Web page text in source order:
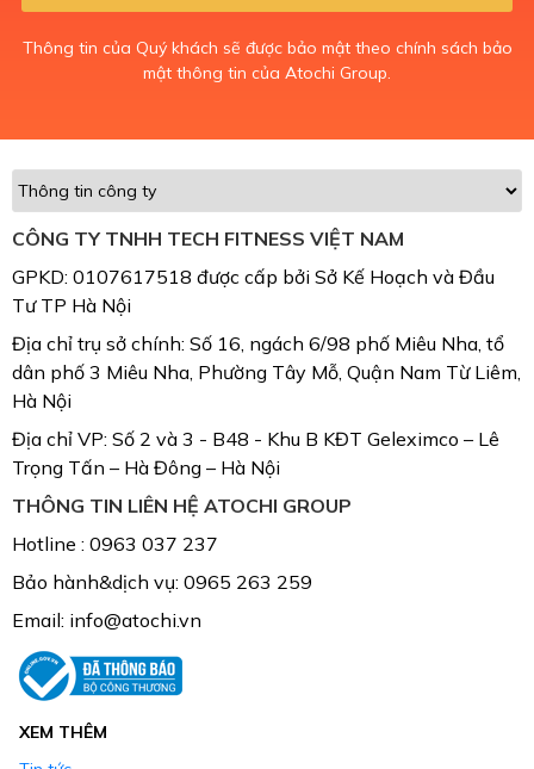
Thông tin của Quý khách sẽ được bảo mật theo chính sách bảo
mật thông tin của Atochi Group.
CÔNG TY TNHH TECH FITNESS VIỆT NAM
GPKD: 0107617518 được cấp bởi Sở Kế Hoạch và Đầu
Tư TP Hà Nội
Địa chỉ trụ sở chính: Số 16, ngách 6/98 phố Miêu Nha, tổ
dân phố 3 Miêu Nha, Phường Tây Mỗ, Quận Nam Từ Liêm,
Hà Nội
Địa chỉ VP: Số 2 và 3 - B48 - Khu B KĐT Geleximco – Lê
Trọng Tấn – Hà Đông – Hà Nội
THÔNG TIN LIÊN HỆ ATOCHI GROUP
Hotline : 0963 037 237
Bảo hành&dịch vụ: 0965 263 259
Email: info@atochi.vn
XEM THÊM